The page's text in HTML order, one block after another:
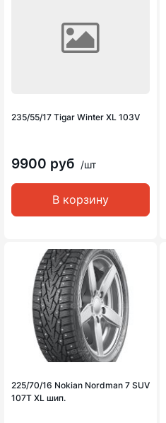
235/55/17 Tigar Winter XL 103V
9900 руб /шт
В корзину
225/70/16 Nokian Nordman 7 SUV
107T XL шип.